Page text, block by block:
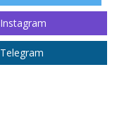
Instagram
Telegram